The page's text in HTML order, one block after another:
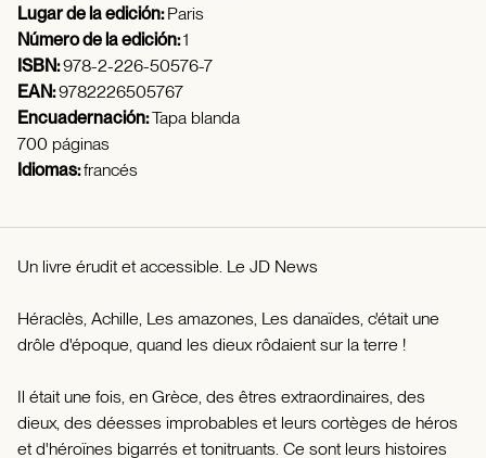
Lugar de la edición:Paris
Número de la edición:1
ISBN:978-2-226-50576-7
EAN:9782226505767
Encuadernación:Tapa blanda
700 páginas
Idiomas:francés
Un livre érudit et accessible. Le JD News
Héraclès, Achille, Les amazones, Les danaïdes, c'était une
drôle d'époque, quand les dieux rôdaient sur la terre !
Il était une fois, en Grèce, des êtres extraordinaires, des
dieux, des déesses improbables et leurs cortèges de héros
et d'héroïnes bigarrés et tonitruants. Ce sont leurs histoires